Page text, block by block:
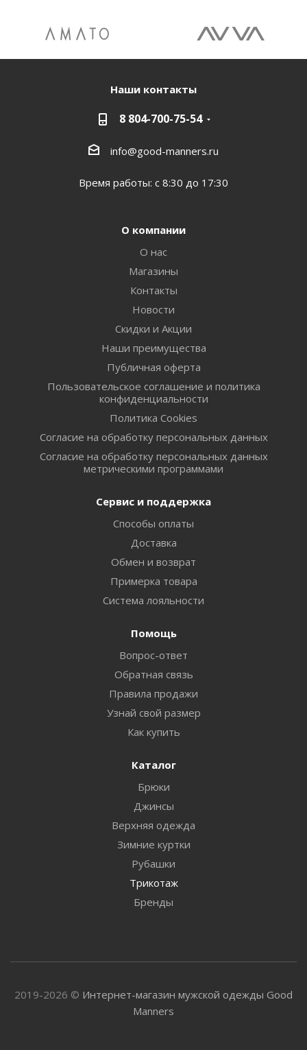
Наши контакты
8 804-700-75-54
info@good-manners.ru
Время работы: с 8:30 до 17:30
О компании
О нас
Магазины
Контакты
Новости
Скидки и Акции
Наши преимущества
Публичная оферта
Пользовательское соглашение и политика
конфиденциальности
Политика Cookies
Согласие на обработку персональных данных
Согласие на обработку персональных данных
метрическими программами
Сервис и поддержка
Способы оплаты
Доставка
Обмен и возврат
Примерка товара
Система лояльности
Помощь
Вопрос-ответ
Обратная связь
Правила продажи
Узнай свой размер
Как купить
Каталог
Брюки
Джинсы
Верхняя одежда
Зимние куртки
Рубашки
Трикотаж
Бренды
2019-2026 © Интернет-магазин мужской одежды Good
Manners